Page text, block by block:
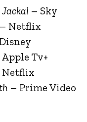
– Sky
– Netflix
Tv+
Netflix
– Prime Video